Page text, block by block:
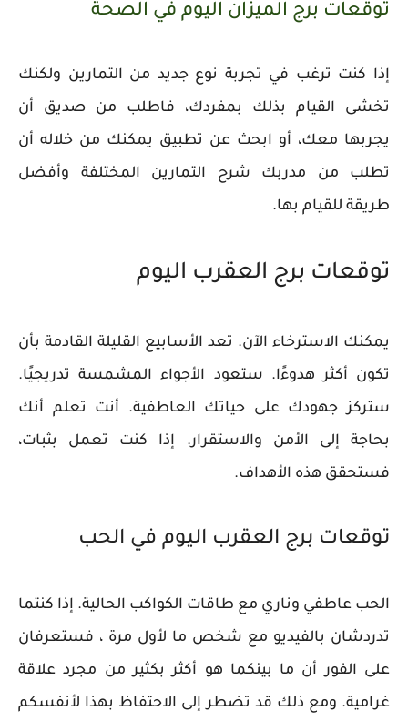
توقعات برج الميزان اليوم في الصحة
إذا كنت ترغب في تجربة نوع جديد من التمارين ولكنك
تخشى القيام بذلك بمفردك، فاطلب من صديق أن
يجربها معك، أو ابحث عن تطبيق يمكنك من خلاله أن
تطلب من مدربك شرح التمارين المختلفة وأفضل
طريقة للقيام بها.
توقعات برج العقرب اليوم
يمكنك الاسترخاء الآن. تعد الأسابيع القليلة القادمة بأن
تكون أكثر هدوءًا. ستعود الأجواء المشمسة تدريجيًا.
ستركز جهودك على حياتك العاطفية. أنت تعلم أنك
بحاجة إلى الأمن والاستقرار. إذا كنت تعمل بثبات،
فستحقق هذه الأهداف.
توقعات برج العقرب اليوم في الحب
الحب عاطفي وناري مع طاقات الكواكب الحالية. إذا كنتما
تدردشان بالفيديو مع شخص ما لأول مرة ، فستعرفان
على الفور أن ما بينكما هو أكثر بكثير من مجرد علاقة
غرامية. ومع ذلك قد تضطر إلى الاحتفاظ بهذا لأنفسكم